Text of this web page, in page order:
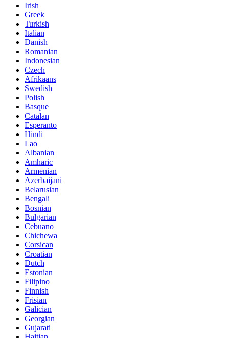
Irish
Greek
Turkish
Italian
Danish
Romanian
Indonesian
Czech
Afrikaans
Swedish
Polish
Basque
Catalan
Esperanto
Hindi
Lao
Albanian
Amharic
Armenian
Azerbaijani
Belarusian
Bengali
Bosnian
Bulgarian
Cebuano
Chichewa
Corsican
Croatian
Dutch
Estonian
Filipino
Finnish
Frisian
Galician
Georgian
Gujarati